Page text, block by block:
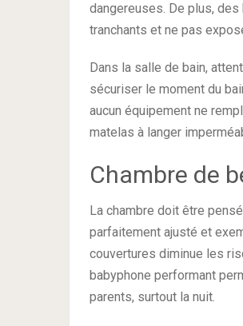
dangereuses. De plus,
tranchants et ne pas
Dans la salle de bain,
sécuriser le moment du
aucun équipement ne
matelas à langer
Chambre de
La chambre doit être
parfaitement ajusté et
couvertures diminue les
babyphone performant
parents, surtout la nuit.